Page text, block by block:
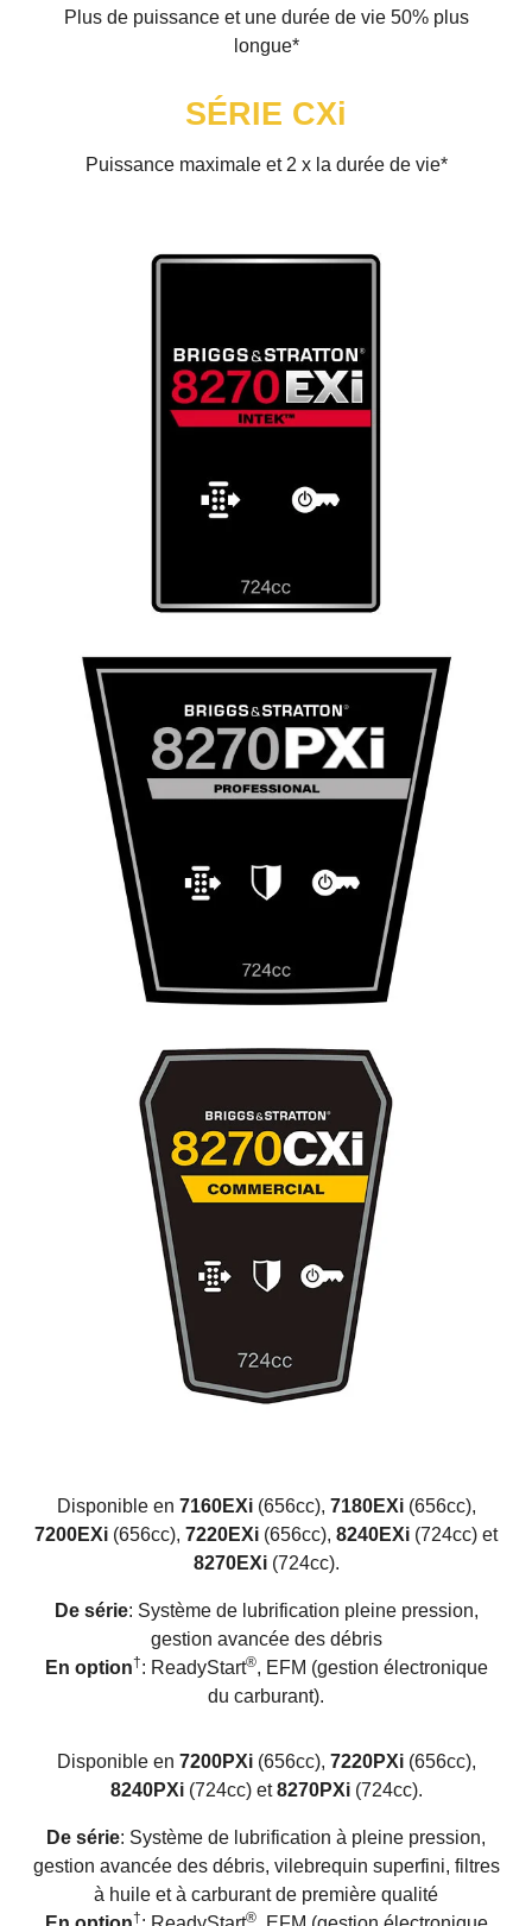
Plus de puissance et une durée de vie 50% plus
longue*
SÉRIE CXi
Puissance maximale et 2 x la durée de vie*
Disponible en 7160EXi(656cc), 7180EXi(656cc),
7200EXi (656cc), 7220EXi (656cc), 8240EXi (724cc) et
8270EXi(724cc).
De série: Système de lubrification pleine pression,
gestion avancée des débris
En option†: ReadyStart®, EFM (gestion électronique
du carburant).
Disponible en 7200PXi(656cc), 7220PXi(656cc),
8240PXi(724cc) et8270PXi(724cc).
De série: Système de lubrification à pleine pression,
gestion avancée des débris, vilebrequin superfini, filtres
à huile et à carburant de première qualité
† ®